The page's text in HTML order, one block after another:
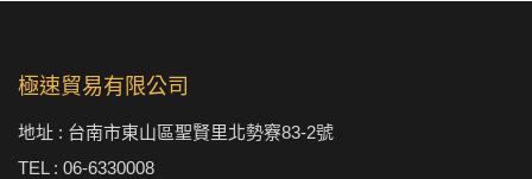
極速貿易有限公司
地址 : 台南市東山區聖賢里北勢竂83-2號
TEL : 06-6330008